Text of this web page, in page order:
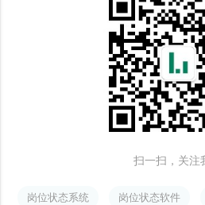
扫一扫，关注
岗位状态系统 岗位状态软件